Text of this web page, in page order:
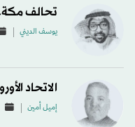
تحالف
يوسف الديني
الاتحاد
إميل أمين